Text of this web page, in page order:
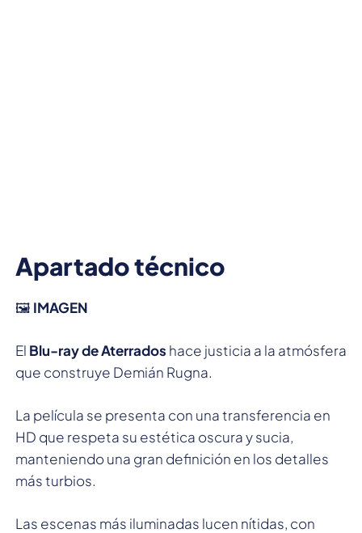
Apartado técnico
🖼️ IMAGEN
El Blu-ray de Aterrados hace justicia a la atmósfera
que construye Demián Rugna.
La película se presenta con una transferencia en
HD que respeta su estética oscura y sucia,
manteniendo una gran definición en los detalles
más turbios.
Las escenas más iluminadas lucen nítidas, con